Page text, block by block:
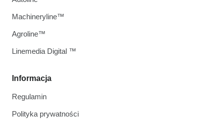
Informacja
Regulamin
Polityka prywatności
Machineryline™
Agroline™
Linemedia Digital ™